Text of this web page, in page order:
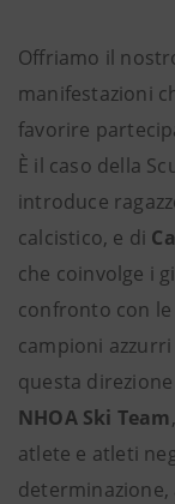
Offriamo il
manifestazioni
favorire
È il caso della
introduce
calcistico, e di
che coinvolge i
confronto con
campioni
questa
NHOA Ski Team
atlete e atleti